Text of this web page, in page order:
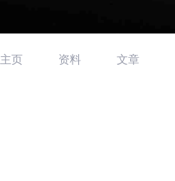
主页 资料 文章